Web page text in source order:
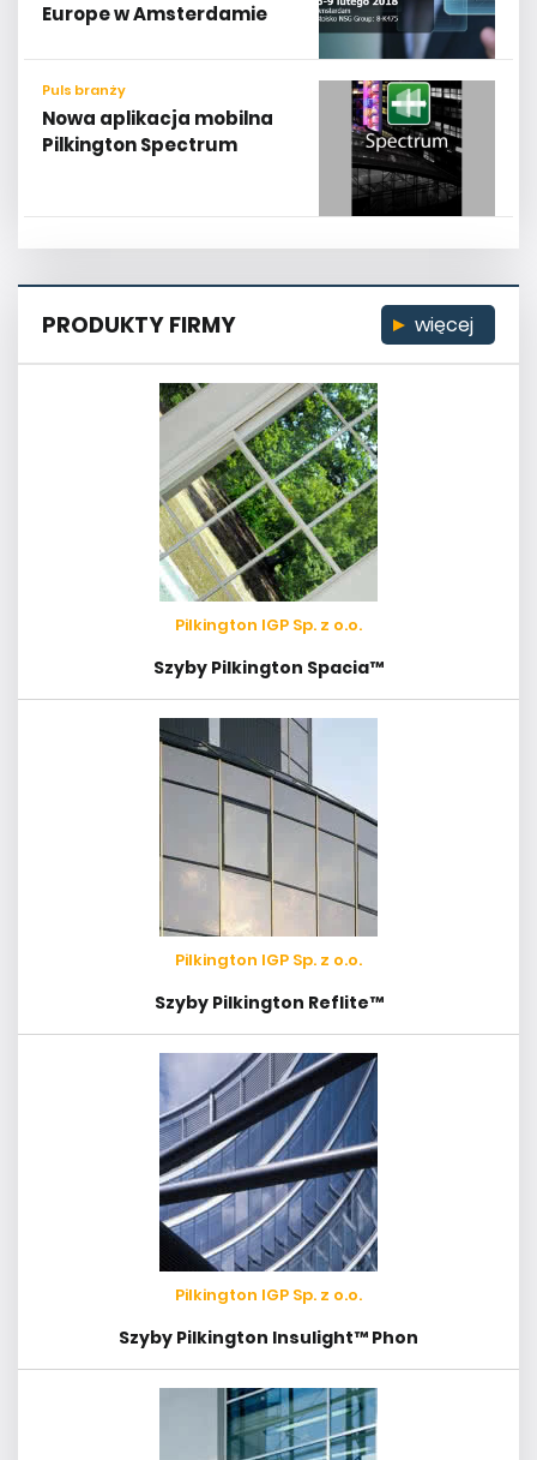
Europe w Amsterdamie
Puls branży
Nowa aplikacja mobilna
Pilkington Spectrum
PRODUKTY FIRMY więcej
Pilkington IGP Sp. z o.o.
Szyby Pilkington Spacia™
Pilkington IGP Sp. z o.o.
Szyby Pilkington Reflite™
Pilkington IGP Sp. z o.o.
Szyby Pilkington Insulight™ Phon